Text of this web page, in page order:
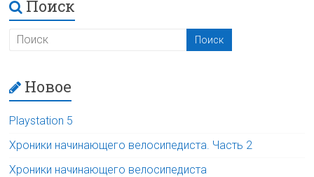
Поиск
Новое
Playstation 5
Хроники начинающего велосипедиста. Часть 2
Хроники начинающего велосипедиста